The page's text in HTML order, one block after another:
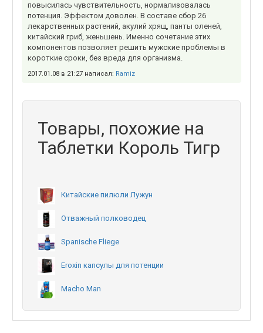
повысилась чувствительность, нормализовалась
потенция. Эффектом доволен. В составе сбор 26
лекарственных растений, акулий хрящ, панты оленей,
китайский гриб, женьшень. Именно сочетание этих
компонентов позволяет решить мужские проблемы в
короткие сроки, без вреда для организма.
2017.01.08 в 21:27 написал: Ramiz
Товары, похожие на
Таблетки Король Тигр
Китайские пилюли Лужун
Отважный полководец
Spanische Fliege
Eroxin капсулы для потенции
Macho Man